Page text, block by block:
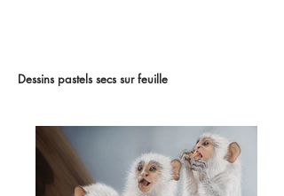
Dessins pastels secs sur feuille